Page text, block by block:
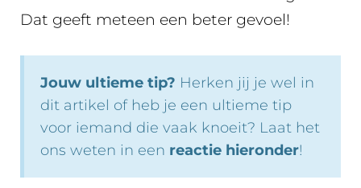
Dat geeft meteen een beter gevoel!
Jouw ultieme tip? Herken jij je wel in
dit artikel of heb je een ultieme tip
voor iemand die vaak knoeit? Laat het
ons weten in een reactie hieronder!